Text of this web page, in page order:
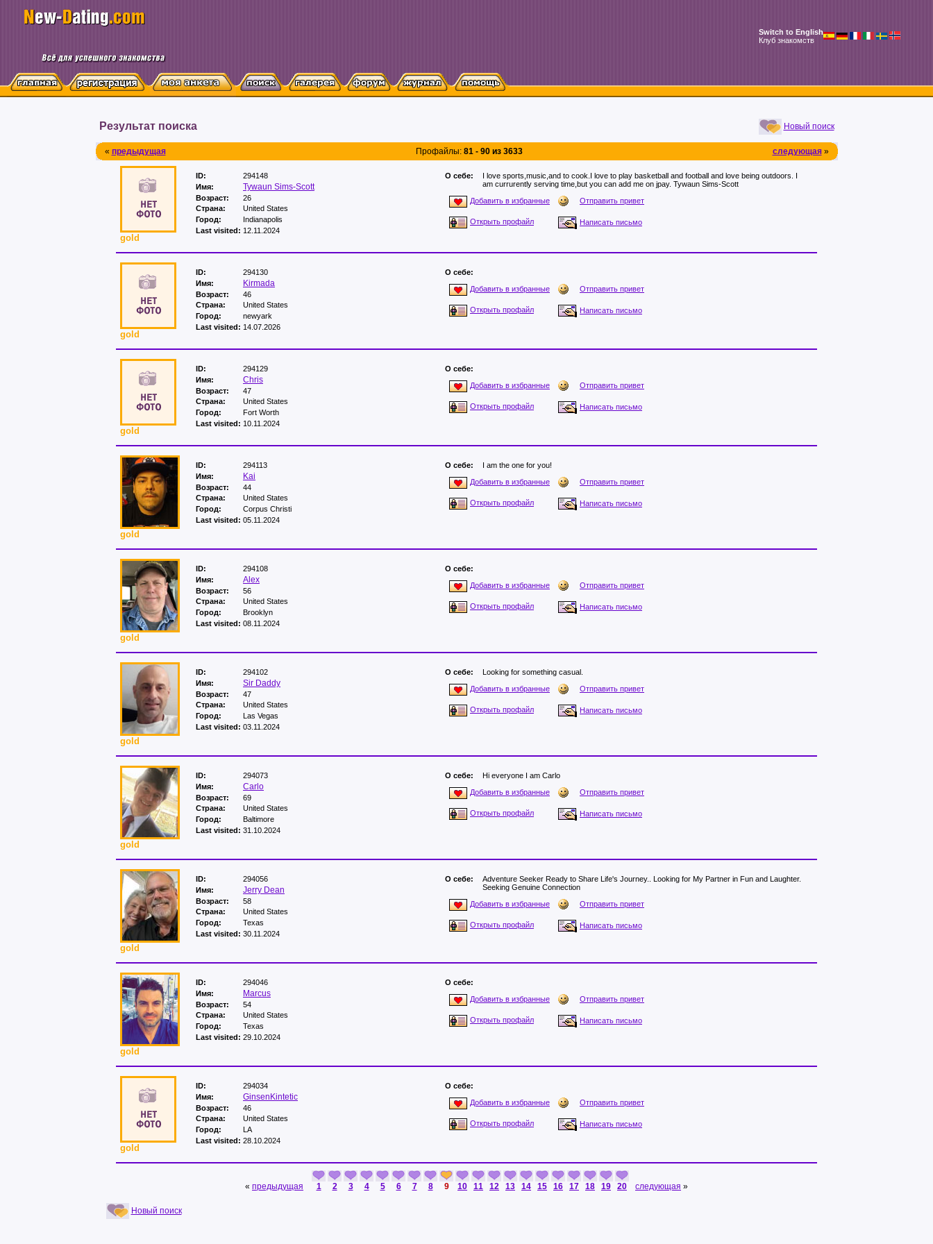
Switch to English
Клуб знакомств
Результат поиска Новый поиск
« предыдущая Профайлы: 81 - 90 из 3633 следующая»
gold
ID:
294148
Имя:
Tywaun Sims-Scott
Возраст:
26
Страна:
United States
Город:
Indianapolis
Last visited: 12.11.2024
О себе:
I love sports,music,and to cook.I love to play basketball and football and love being outdoors. I
am currurently serving time,but you can add me on jpay. Tywaun Sims-Scott
Добавить в избранные Отправить привет
Открыть профайл Написать письмо
gold
ID:
294130
Имя:
Kirmada
Возраст:
46
Страна:
United States
Город:
newyark
Last visited: 14.07.2026
О себе:
Добавить в избранные Отправить привет
Открыть профайл Написать письмо
gold
ID:
294129
Имя:
Chris
Возраст:
47
Страна:
United States
Город:
Fort Worth
Last visited: 10.11.2024
О себе:
Добавить в избранные Отправить привет
Открыть профайл Написать письмо
gold
ID:
294113
Имя:
Kai
Возраст:
44
Страна:
United States
Город:
Corpus Christi
Last visited: 05.11.2024
О себе: I am the one for you!
Добавить в избранные Отправить привет
Открыть профайл Написать письмо
gold
ID:
294108
Имя:
Alex
Возраст:
56
Страна:
United States
Город:
Brooklyn
Last visited: 08.11.2024
О себе:
Добавить в избранные Отправить привет
Открыть профайл Написать письмо
gold
ID:
294102
Имя:
Sir Daddy
Возраст:
47
Страна:
United States
Город:
Las Vegas
Last visited: 03.11.2024
О себе: Looking for something casual.
Добавить в избранные Отправить привет
Открыть профайл Написать письмо
gold
ID:
294073
Имя:
Carlo
Возраст:
69
Страна:
United States
Город:
Baltimore
Last visited: 31.10.2024
О себе: Hi everyone I am Carlo
Добавить в избранные Отправить привет
Открыть профайл Написать письмо
gold
ID:
294056
Имя:
Jerry Dean
Возраст:
58
Страна:
United States
Город:
Texas
Last visited: 30.11.2024
О себе:
Adventure Seeker Ready to Share Life's Journey.. Looking for My Partner in Fun and Laughter.
Seeking Genuine Connection
Добавить в избранные Отправить привет
Открыть профайл Написать письмо
gold
ID:
294046
Имя:
Marcus
Возраст:
54
Страна:
United States
Город:
Texas
Last visited: 29.10.2024
О себе:
Добавить в избранные Отправить привет
Открыть профайл Написать письмо
gold
ID:
294034
Имя:
GinsenKintetic
Возраст:
46
Страна:
United States
Город:
LA
Last visited: 28.10.2024
О себе:
Добавить в избранные Отправить привет
Открыть профайл Написать письмо
« предыдущая 1 2 3 4 5 6 7 8 9 10 11 12 13 14 15 16 17 18 19 20 следующая »
Новый поиск